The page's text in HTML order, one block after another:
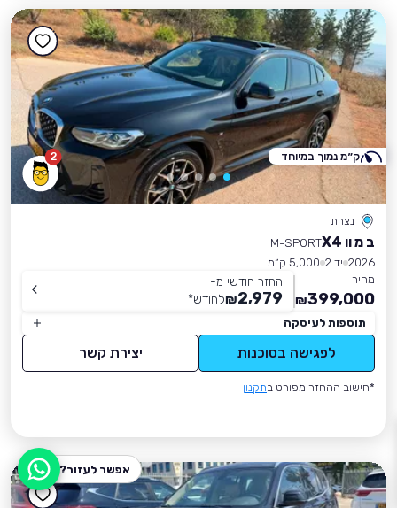
2
נצרת
ב מ וו X4
M-SPORT
2026 יד 2
5,000 ק״מ
מחיר
399,000
₪
החזר חודשי מ-
2,979
₪לחודש*
תוספות לעיסקה
לפגישה בסוכנות יצירת קשר
*חישוב ההחזר מפורט בתקנון
ק״מ נמוך במיוחד
אפשר לעזור?